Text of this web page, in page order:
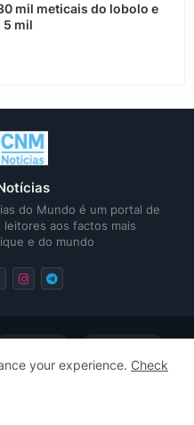
mil meticais do lobolo e
5 mil
do Mundo é um portal de
leitores aos factos mais
e do mundo
your experience. Check